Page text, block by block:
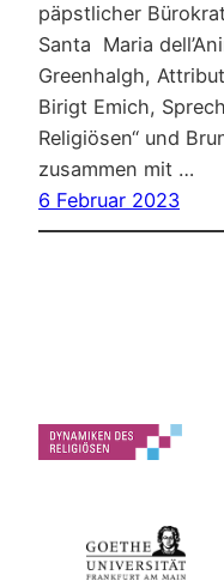
päpstlicher
Santa Maria
Greenhalgh,
Birigt Emich,
Religiösen“ und
zusammen mit …
6 Februar 2023